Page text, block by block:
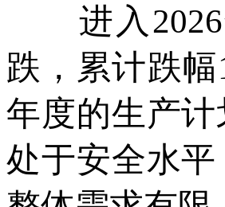
进入2026
跌，累计跌
年度的生产
处于安全水